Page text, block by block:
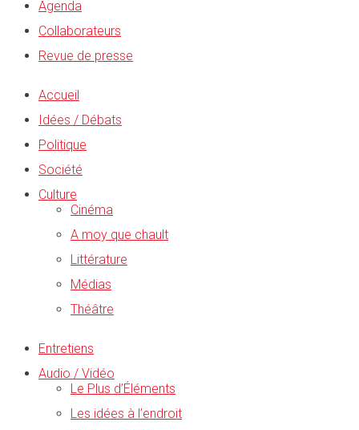
Agenda
Collaborateurs
Revue de presse
Accueil
Idées / Débats
Politique
Société
Culture
Cinéma
A moy que chault
Littérature
Médias
Théâtre
Entretiens
Audio / Vidéo
Le Plus d’Éléments
Les idées à l’endroit